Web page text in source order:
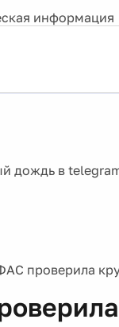
информация
проверила